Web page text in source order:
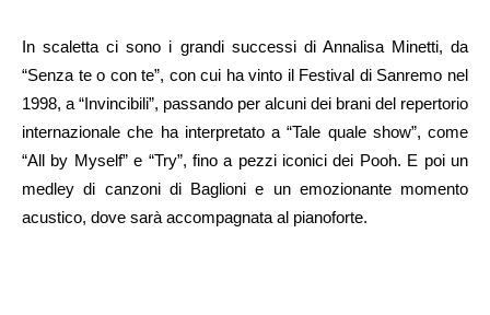
In scaletta ci sono i grandi successi di Annalisa Minetti, da
“Senza te o con te”, con cui ha vinto il Festival di Sanremo nel
1998, a “Invincibili”, passando per alcuni dei brani del repertorio
internazionale che ha interpretato a “Tale quale show”, come
“All by Myself” e “Try”, fino a pezzi iconici dei Pooh. E poi un
medley di canzoni di Baglioni e un emozionante momento
acustico, dove sarà accompagnata al pianoforte.